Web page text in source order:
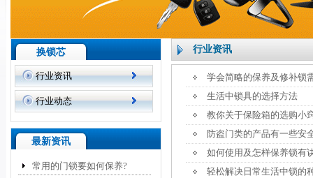
换锁芯
行业资讯
行业动态
最新资讯
常用的门锁要如何保养?
行业资讯
学会简略的保养及修补锁
生活中锁具的选择方法
教你关于保险箱的选购小
防盗门类的产品有一些安
如何使用及怎样保养锁有
轻松解决日常生活中锁的